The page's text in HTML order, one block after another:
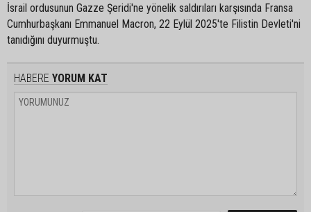
İsrail ordusunun Gazze Şeridi'ne yönelik saldırıları karşısında Fransa
Cumhurbaşkanı Emmanuel Macron, 22 Eylül 2025'te Filistin Devleti'ni
tanıdığını duyurmuştu.
HABERE YORUM KAT